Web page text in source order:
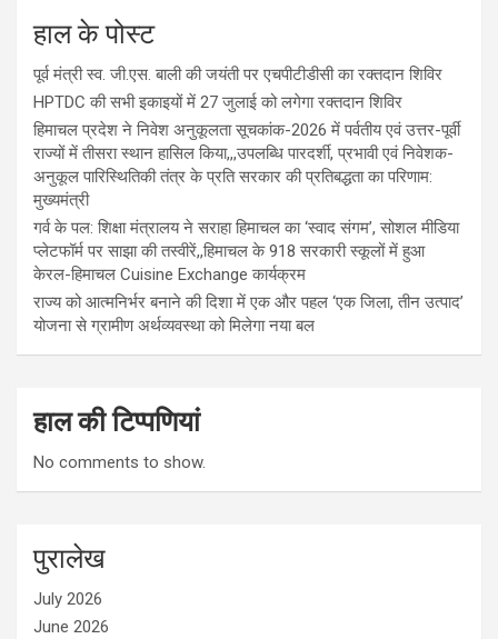
हाल के पोस्ट
पूर्व मंत्री स्व. जी.एस. बाली की जयंती पर एचपीटीडीसी का रक्तदान शिविर
HPTDC की सभी इकाइयों में 27 जुलाई को लगेगा रक्तदान शिविर
हिमाचल प्रदेश ने निवेश अनुकूलता सूचकांक-2026 में पर्वतीय एवं उत्तर-पूर्वी
राज्यों में तीसरा स्थान हासिल किया,,,उपलब्धि पारदर्शी, प्रभावी एवं निवेशक-
अनुकूल पारिस्थितिकी तंत्र के प्रति सरकार की प्रतिबद्धता का परिणाम:
मुख्यमंत्री
गर्व के पल: शिक्षा मंत्रालय ने सराहा हिमाचल का ‘स्वाद संगम’, सोशल मीडिया
प्लेटफॉर्म पर साझा की तस्वीरें,,हिमाचल के 918 सरकारी स्कूलों में हुआ
केरल-हिमाचल Cuisine Exchange कार्यक्रम
राज्य को आत्मनिर्भर बनाने की दिशा में एक और पहल ‘एक जिला, तीन उत्पाद’
योजना से ग्रामीण अर्थव्यवस्था को मिलेगा नया बल
हाल की टिप्पणियां
No comments to show.
पुरालेख
July 2026
June 2026